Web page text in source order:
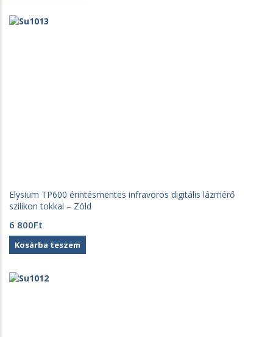
Elysium TP600 érintésmentes infravörös digitális lázmérő
szilikon tokkal – Zöld
6 800Ft
Kosárba teszem